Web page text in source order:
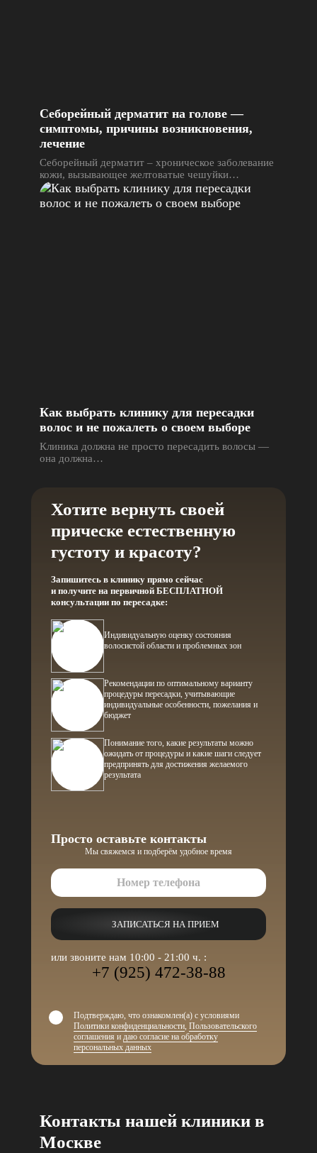
Себорейный дерматит на голове —
симптомы, причины возникновения,
лечение
Себорейный дерматит – хроническое заболевание
кожи, вызывающее желтоватые чешуйки…
Как выбрать клинику для пересадки
волос и не пожалеть о своем выборе
Клиника должна не просто пересадить волосы —
она должна…
Хотите вернуть своей
прическе естественную
густоту и красоту?
Запишитесь в клинику прямо сейчас
и получите на первичной БЕСПЛАТНОЙ
консультации по пересадке:
Индивидуальную оценку состояния
волосистой области и проблемных зон
Рекомендации по оптимальному варианту
процедуры пересадки, учитывающие
индивидуальные особенности, пожелания и
бюджет
Понимание того, какие результаты можно
ожидать от процедуры и какие шаги следует
предпринять для достижения желаемого
результата
Просто оставьте контакты
Мы свяжемся и подберём удобное время
ЗАПИСАТЬСЯ НА ПРИЕМ
или звоните нам 10:00 - 21:00 ч. :
+7 (925) 472-38-88
Подтверждаю, что ознакомлен(а) с условиями
Политики конфиденциальности, Пользовательского
соглашения и даю согласие на обработку
персональных данных
Контакты нашей клиники в
Москве